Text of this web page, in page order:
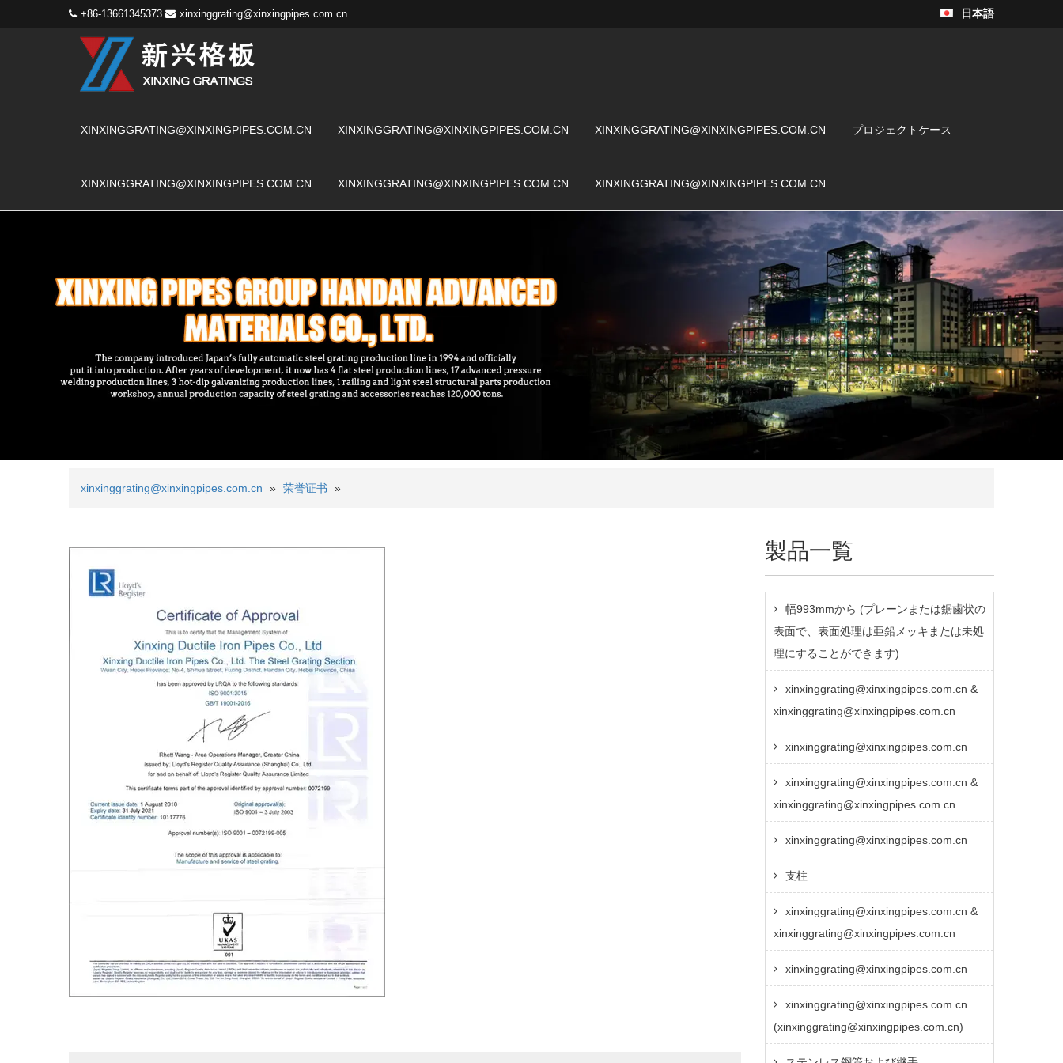
+86-13661345373 xinxinggrating@xinxingpipes.com.cn 日本語
XINXINGGRATING@XINXINGPIPES.COM.CN XINXINGGRATING@XINXINGPIPES.COM.CN XINXINGGRATING@XINXINGPIPES.COM.CN プロジェクトケース
XINXINGGRATING@XINXINGPIPES.COM.CN XINXINGGRATING@XINXINGPIPES.COM.CN XINXINGGRATING@XINXINGPIPES.COM.CN
xinxinggrating@xinxingpipes.com.cn » 荣誉证书 »
製品一覧
幅993mmから (プレーンまたは鋸歯状の
表面で、表面処理は亜鉛メッキまたは未処
理にすることができます)
xinxinggrating@xinxingpipes.com.cn &
xinxinggrating@xinxingpipes.com.cn
xinxinggrating@xinxingpipes.com.cn
xinxinggrating@xinxingpipes.com.cn &
xinxinggrating@xinxingpipes.com.cn
xinxinggrating@xinxingpipes.com.cn
支柱
xinxinggrating@xinxingpipes.com.cn &
xinxinggrating@xinxingpipes.com.cn
xinxinggrating@xinxingpipes.com.cn
xinxinggrating@xinxingpipes.com.cn
(xinxinggrating@xinxingpipes.com.cn)